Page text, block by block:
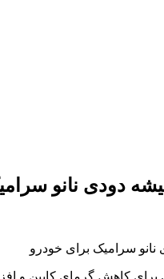
دودی نانو
برای کاهش گرمای کابین و